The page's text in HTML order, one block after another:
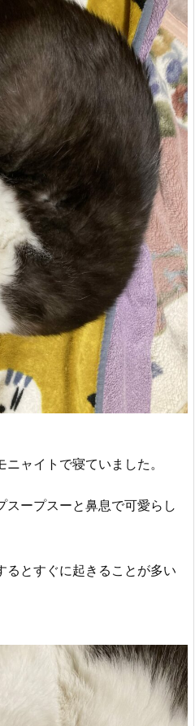
ャイトで寝ていました。
ープスーと鼻息で可愛らし
るとすぐに起きることが多い